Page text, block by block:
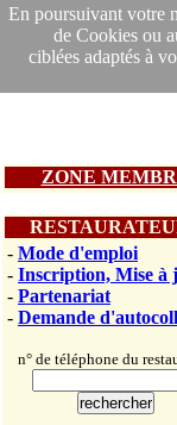
En poursuivant votre
de Cookies ou
ciblées adaptés à
ZONE
- Mode d'emploi
- Inscription, Mise à
- Partenariat
- Demande
n° de téléphone du